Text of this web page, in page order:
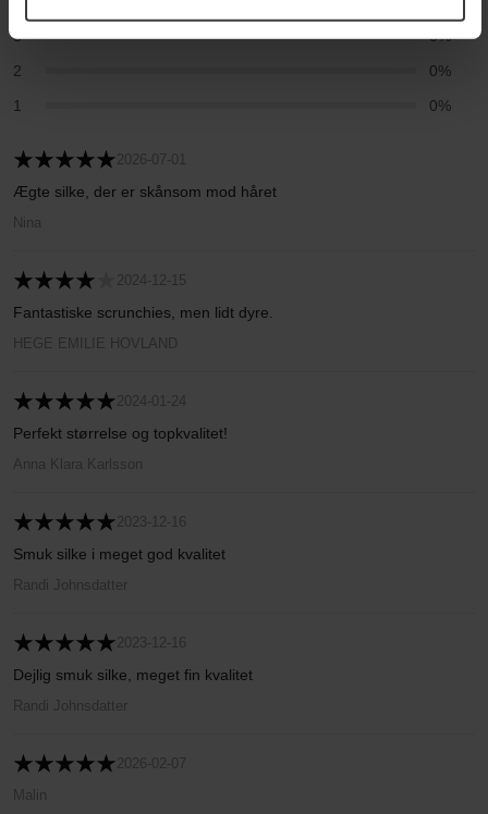
3
0%
2
0%
1
0%
2026-07-01
Ægte silke, der er skånsom mod håret
Nina
2024-12-15
Fantastiske scrunchies, men lidt dyre.
HEGE EMILIE HOVLAND
2024-01-24
Perfekt størrelse og topkvalitet!
Anna Klara Karlsson
2023-12-16
Smuk silke i meget god kvalitet
Randi Johnsdatter
2023-12-16
Dejlig smuk silke, meget fin kvalitet
Randi Johnsdatter
2026-02-07
Malin